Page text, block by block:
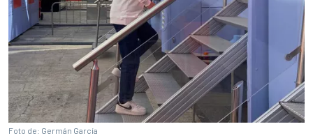
Foto de: Germán García